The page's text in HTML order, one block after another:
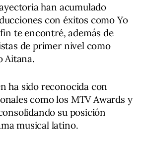
han acumulado
con éxitos como Yo
te encontré, además de
de primer nivel como
Aitana.
ha sido reconocida con
como los MTV Awards y
su posición
musical latino.